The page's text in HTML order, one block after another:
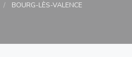
BOURG-LÈS-VALENCE